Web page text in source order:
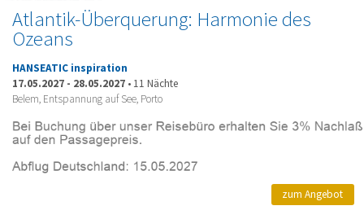
Atlantik-Überquerung: Harmonie des
Ozeans
HANSEATIC inspiration
17.05.2027 - 28.05.2027 • 11 Nächte
Belem, Entspannung auf See, Porto
zum Angebot